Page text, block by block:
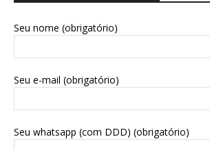
Seu nome (obrigatório)
Seu e-mail (obrigatório)
Seu whatsapp (com DDD) (obrigatório)